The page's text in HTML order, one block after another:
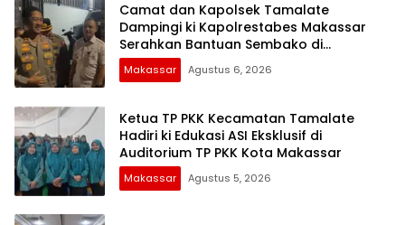
Camat dan Kapolsek Tamalate
Dampingi ki Kapolrestabes Makassar
Serahkan Bantuan Sembako di
Bontoduri
Makassar Agustus 6, 2026
Ketua TP PKK Kecamatan Tamalate
Hadiri ki Edukasi ASI Eksklusif di
Auditorium TP PKK Kota Makassar
Makassar Agustus 5, 2026